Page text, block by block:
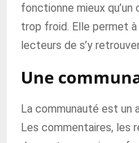
fonctionne mieux
trop froid. Elle permet à
lecteurs de s’y
Une
La communauté est un
Les commentaires, les